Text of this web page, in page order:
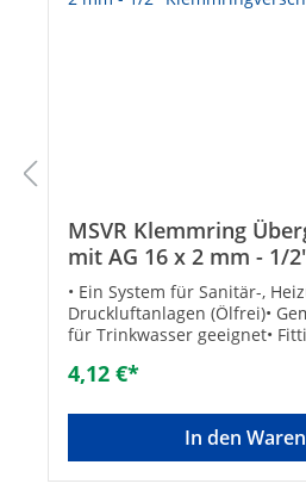
MSVR Klemmring
mit AG 16 x 2 mm - 1/
• Ein System für Sanitär-,
Druckluftanlagen (Ölfrei)•
für Trinkwasser geeignet•
Druck max.: 10
4,12 €*
In den